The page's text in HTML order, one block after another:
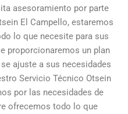
asesoramiento por parte
El Campello, estaremos
lo que necesite para sus
proporcionaremos un plan
ajuste a sus necesidades
Servicio Técnico Otsein
por las necesidades de
ofrecemos todo lo que